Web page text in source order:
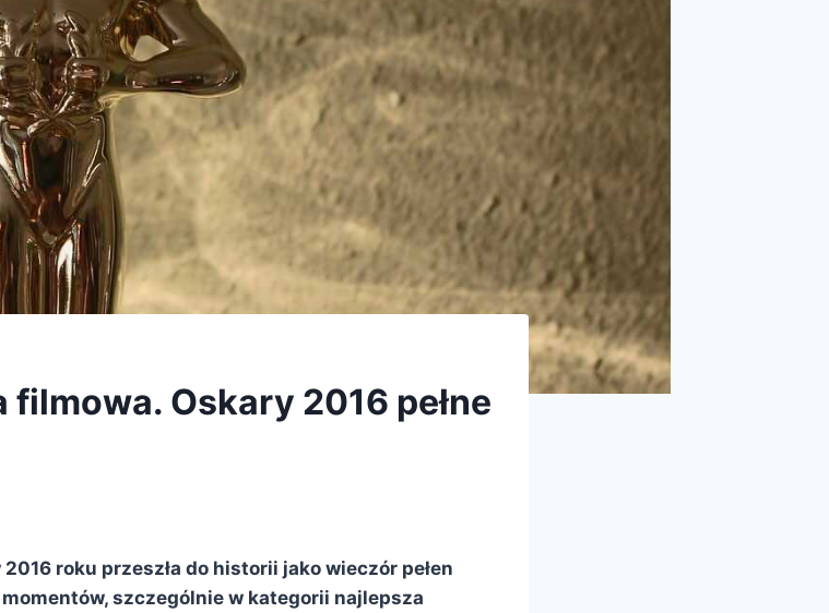
Oskary 2016 pełne
roku przeszła do historii jako wieczór pełen
szczególnie w kategorii najlepsza